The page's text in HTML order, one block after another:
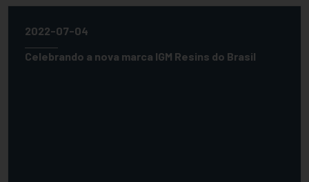
2022-07-04
Celebrando a nova marca IGM Resins do Brasil